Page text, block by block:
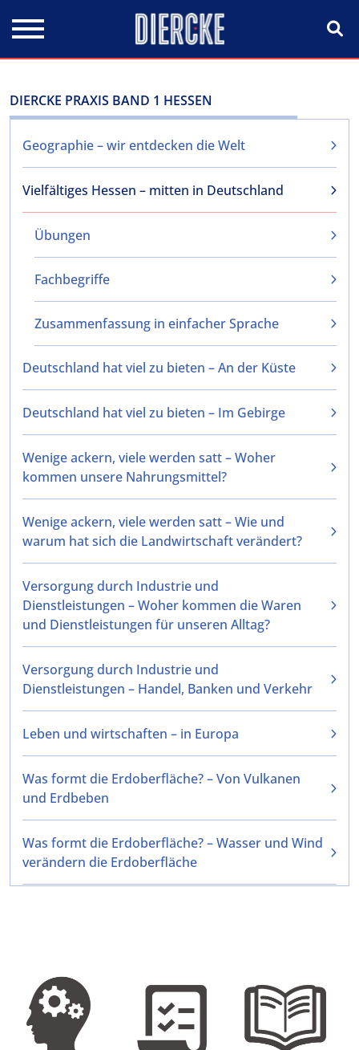
DIERCKE PRAXIS BAND 1 HESSEN
Geographie – wir entdecken die Welt
Vielfältiges Hessen – mitten in Deutschland
Übungen
Fachbegriffe
Zusammenfassung in einfacher Sprache
Deutschland hat viel zu bieten – An der Küste
Deutschland hat viel zu bieten – Im Gebirge
Wenige ackern, viele werden satt – Woher
kommen unsere Nahrungsmittel?
Wenige ackern, viele werden satt – Wie und
warum hat sich die Landwirtschaft verändert?
Versorgung durch Industrie und
Dienstleistungen – Woher kommen die Waren
und Dienstleistungen für unseren Alltag?
Versorgung durch Industrie und
Dienstleistungen – Handel, Banken und Verkehr
Leben und wirtschaften – in Europa
Was formt die Erdoberfläche? – Von Vulkanen
und Erdbeben
Was formt die Erdoberfläche? – Wasser und Wind
verändern die Erdoberfläche